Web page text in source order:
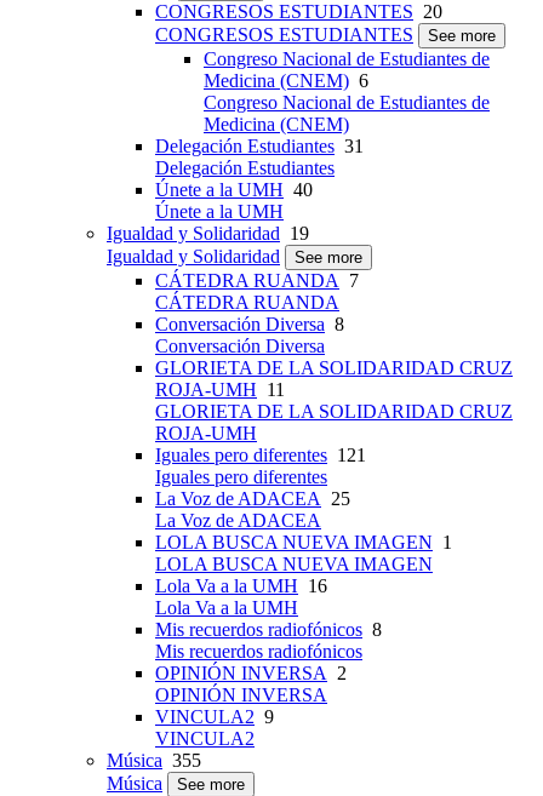
CONGRESOS ESTUDIANTES 20
CONGRESOS ESTUDIANTES
See more
Congreso Nacional de Estudiantes de
Medicina (CNEM) 6
Congreso Nacional de Estudiantes de
Medicina (CNEM)
Delegación Estudiantes 31
Delegación Estudiantes
Únete a la UMH 40
Únete a la UMH
Igualdad y Solidaridad 19
Igualdad y Solidaridad
See more
CÁTEDRA RUANDA
7
CÁTEDRA RUANDA
Conversación Diversa 8
Conversación Diversa
GLORIETA DE LA SOLIDARIDAD CRUZ
ROJA-UMH 11
GLORIETA DE LA SOLIDARIDAD CRUZ
ROJA-UMH
Iguales pero diferentes 121
Iguales pero diferentes
La Voz de ADACEA
25
La Voz de ADACEA
LOLA BUSCA NUEVA IMAGEN 1
LOLA BUSCA NUEVA IMAGEN
Lola Va a la UMH 16
Lola Va a la UMH
Mis recuerdos radiofónicos 8
Mis recuerdos radiofónicos
OPINIÓN INVERSA
2
OPINIÓN INVERSA
VINCULA2 9
VINCULA2
Música 355
Música
See more